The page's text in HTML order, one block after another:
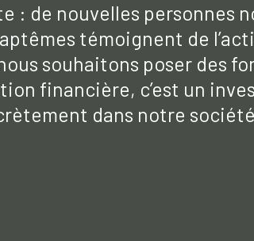
: de nouvelles personnes
témoignent de
souhaitons poser des
financière, c’est un
dans notre